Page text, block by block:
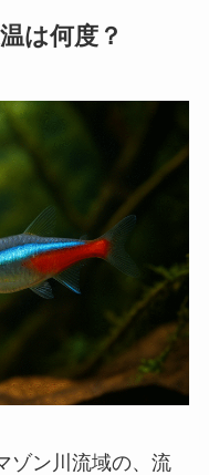
は何度？
ゾン川流域の、流